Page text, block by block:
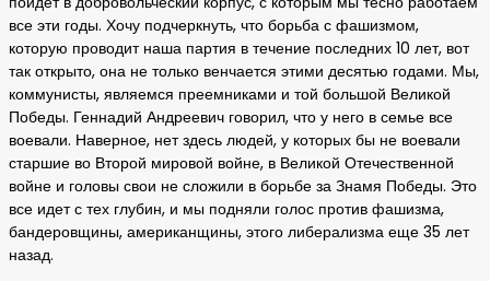
все эти годы. Хочу подчеркнуть, что борьба с фашизмом,
которую проводит наша партия в течение последних 10 лет, вот
так открыто, она не только венчается этими десятью годами. Мы,
коммунисты, являемся преемниками и той большой Великой
Победы. Геннадий Андреевич говорил, что у него в семье все
воевали. Наверное, нет здесь людей, у которых бы не воевали
старшие во Второй мировой войне, в Великой Отечественной
войне и головы свои не сложили в борьбе за Знамя Победы. Это
все идет с тех глубин, и мы подняли голос против фашизма,
бандеровщины, американщины, этого либерализма еще 35 лет
назад.